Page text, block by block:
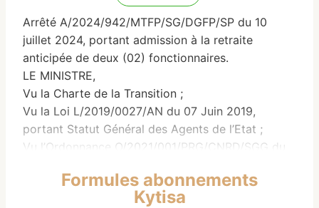
Arrêté A/2024/942/MTFP/SG/DGFP/SP du 10
juillet 2024, portant admission à la retraite
anticipée de deux (02) fonctionnaires.
LE MINISTRE,
Vu la Charte de la Transition ;
Vu la Loi L/2019/0027/AN du 07 Juin 2019,
portant Statut Général des Agents de l’Etat ;
Vu l’Ordonnance O/2021/001/PRG/CNRD/SGG du
Nationales, Conventions, Traités et Accords
Internationaux en vigueur à la date du 05
Formules abonnements
Kytisa